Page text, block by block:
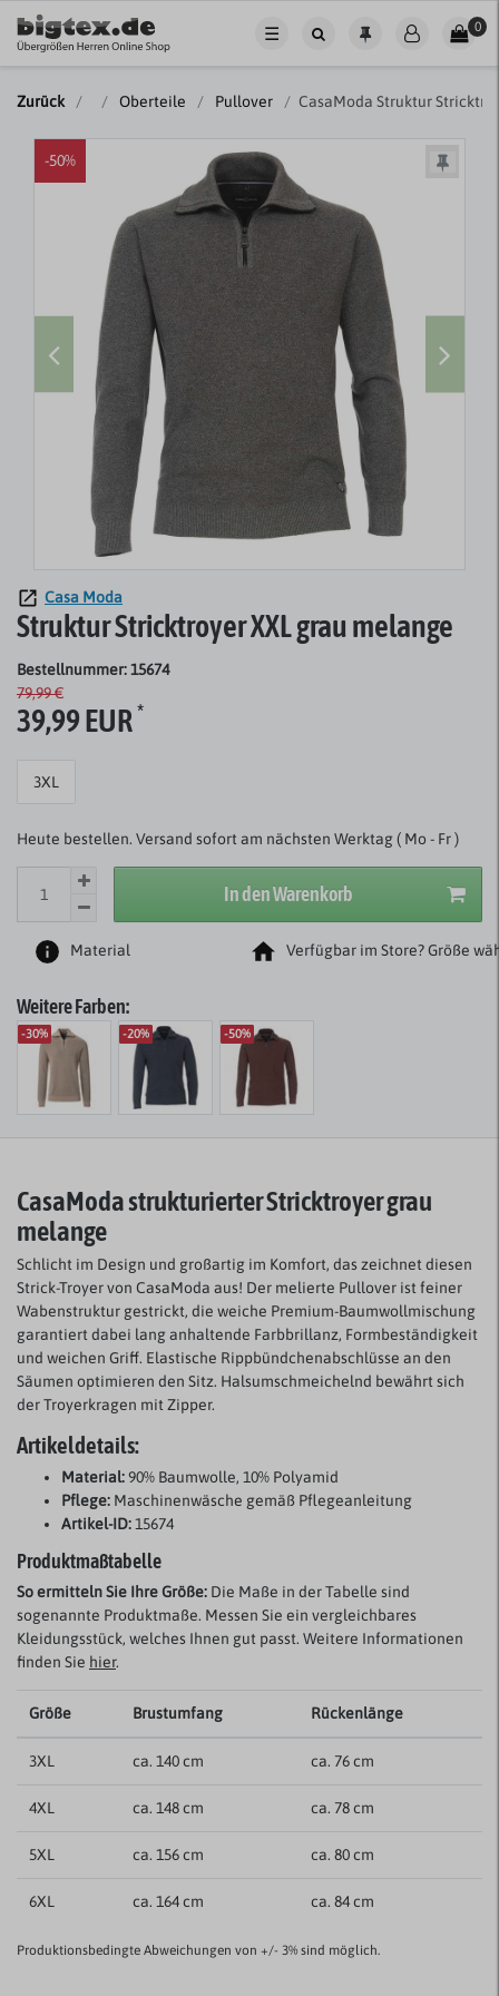
☰ 0
Zurück Oberteile Pullover CasaModa Struktur
-50%
Casa Moda
Struktur Stricktroyer XXL grau melange
Bestellnummer: 15674
79,99 €
39,99 EUR*
3XL
Heute bestellen. Versand sofort am nächsten Werktag ( Mo - Fr )
In den Warenkorb
Material Verfügbar im Store? Größe
Weitere Farben:
-30% -20% -50%
CasaModa strukturierter Stricktroyer grau
melange
Schlicht im Design und großartig im Komfort, das zeichnet diesen
Strick-Troyer von CasaModa aus! Der melierte Pullover ist feiner
Wabenstruktur gestrickt, die weiche Premium-Baumwollmischung
garantiert dabei lang anhaltende Farbbrillanz, Formbeständigkeit
und weichen Griff. Elastische Rippbündchenabschlüsse an den
Säumen optimieren den Sitz. Halsumschmeichelnd bewährt sich
der Troyerkragen mit Zipper.
Artikeldetails:
Material:90% Baumwolle, 10% Polyamid
Pflege: Maschinenwäsche gemäß Pflegeanleitung
Artikel-ID:15674
Produktmaßtabelle
So ermitteln Sie Ihre Größe: Die Maße in der Tabelle sind
sogenannte Produktmaße. Messen Sie ein vergleichbares
Kleidungsstück, welches Ihnen gut passt. Weitere Informationen
finden Sie hier.
Größe Brustumfang Rückenlänge
3XL ca. 140 cm ca. 76 cm
4XL ca. 148 cm ca. 78 cm
5XL ca. 156 cm ca. 80 cm
6XL ca. 164 cm ca. 84 cm
Produktionsbedingte Abweichungen von +/- 3% sind möglich.